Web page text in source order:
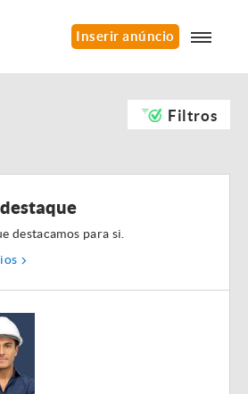
Inserir anúncio
Filtros
destacamos para si.